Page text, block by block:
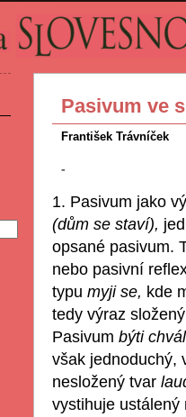
Pasivum ve
František Trávníček
-
1. Pasivum jako
(dům se staví),
opsané pasivum.
nebo pasivní
typu myji se, kde
tedy výraz
Pasivum býti
však jednoduchý,
nesložený tvar
vystihuje ustálený